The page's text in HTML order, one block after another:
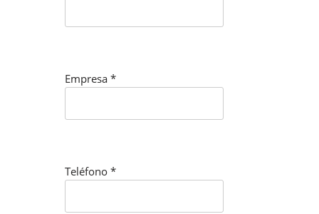
Empresa*
Teléfono*